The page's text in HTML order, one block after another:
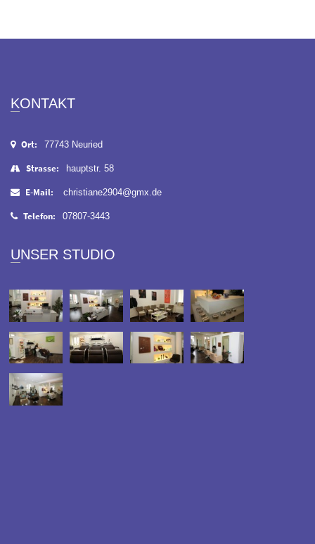
KONTAKT
Ort: 77743 Neuried
Strasse: hauptstr. 58
E-Mail: christiane2904@gmx.de
Telefon: 07807-3443
UNSER STUDIO